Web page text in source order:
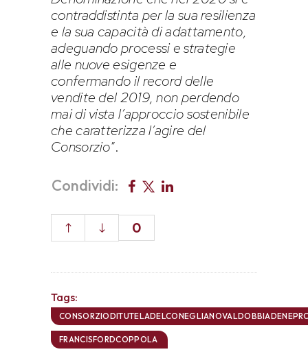
contraddistinta per la sua resilienza
e la sua capacità di adattamento,
adeguando processi e strategie
alle nuove esigenze e
confermando il record delle
vendite del 2019, non perdendo
mai di vista l’approccio sostenibile
che caratterizza l’agire del
Consorzio”.
Condividi:
0
Tags:
FRANCISFORDCOPPOLA